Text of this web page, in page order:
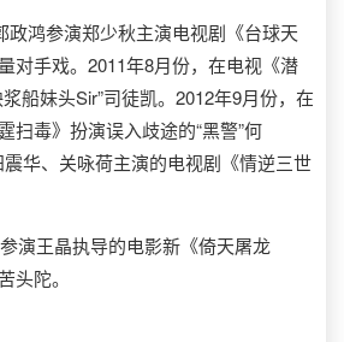
鸿参演郑少秋主演电视剧《台球天
对手戏。2011年8月份，在电视《潜
船妹头Sir”司徒凯。2012年9月份，在
扫毒》扮演误入歧途的“黑警”何
华、关咏荷主演的电视剧《情逆三世
王晶执导的电影新《倚天屠龙
头陀。